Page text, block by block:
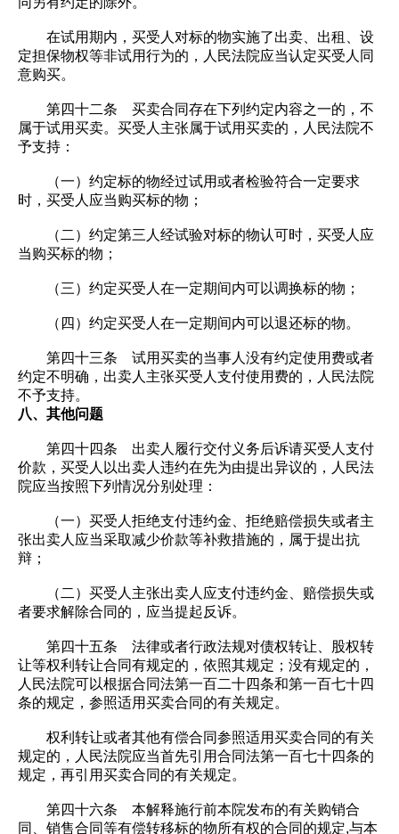
在试用期内，买受人对标的物实施了出卖、出租、设
定担保物权等非试用行为的，人民法院应当认定买受人同
意购买。
第四十二条 买卖合同存在下列约定内容之一的，不
属于试用买卖。买受人主张属于试用买卖的，人民法院不
予支持：
（一）约定标的物经过试用或者检验符合一定要求
时，买受人应当购买标的物；
（二）约定第三人经试验对标的物认可时，买受人应
当购买标的物；
（三）约定买受人在一定期间内可以调换标的物；
（四）约定买受人在一定期间内可以退还标的物。
第四十三条 试用买卖的当事人没有约定使用费或者
约定不明确，出卖人主张买受人支付使用费的，人民法院
不予支持。
八、其他问题
第四十四条 出卖人履行交付义务后诉请买受人支付
价款，买受人以出卖人违约在先为由提出异议的，人民法
院应当按照下列情况分别处理：
（一）买受人拒绝支付违约金、拒绝赔偿损失或者主
张出卖人应当采取减少价款等补救措施的，属于提出抗
辩；
（二）买受人主张出卖人应支付违约金、赔偿损失或
者要求解除合同的，应当提起反诉。
第四十五条 法律或者行政法规对债权转让、股权转
让等权利转让合同有规定的，依照其规定；没有规定的，
人民法院可以根据合同法第一百二十四条和第一百七十四
条的规定，参照适用买卖合同的有关规定。
权利转让或者其他有偿合同参照适用买卖合同的有关
规定的，人民法院应当首先引用合同法第一百七十四条的
规定，再引用买卖合同的有关规定。
第四十六条 本解释施行前本院发布的有关购销合
同、销售合同等有偿转移标的物所有权的合同的规定,与本